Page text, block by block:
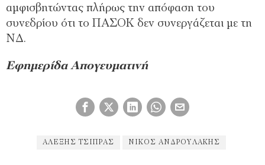
αμφισβητώντας πλήρως την απόφαση του
συνεδρίου ότι το ΠΑΣΟΚ δεν συνεργάζεται με τη
ΝΔ.
Εφημερίδα Απογευματινή
ΑΛΈΞΗΣ ΤΣΊΠΡΑΣ ΝΊΚΟΣ ΑΝΔΡΟΥΛΆΚΗΣ